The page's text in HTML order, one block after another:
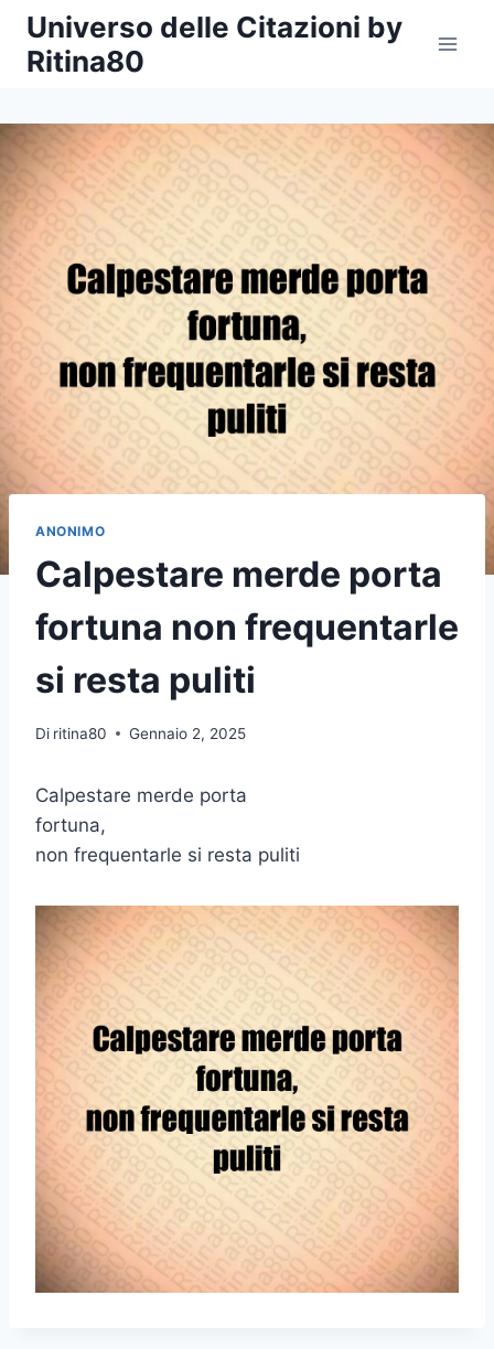
Salta
contenuto
Universo delle Citazioni by
Ritina80
ANONIMO
Calpestare merde porta
fortuna non frequentarle
si resta puliti
Di ritina80 Gennaio 2, 2025
Calpestare merde porta
fortuna,
non frequentarle si resta puliti